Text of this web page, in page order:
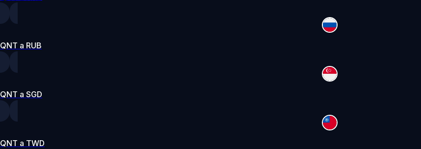
QNT a RUB
QNT a SGD
QNT a TWD